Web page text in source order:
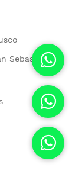
Sebastián